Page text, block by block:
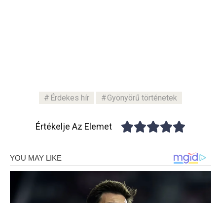
Érdekes hír Gyönyörű történetek
Értékelje Az Elemet